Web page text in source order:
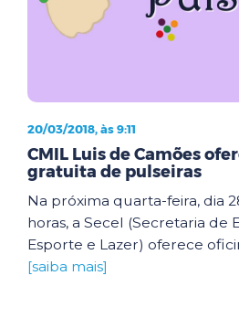
20/03/2018, às 9:11
CMIL Luis de Camões
gratuita de pulseiras
Na próxima quarta-feira, dia
horas, a Secel (Secretaria de
Esporte e Lazer) oferece
[saiba mais]